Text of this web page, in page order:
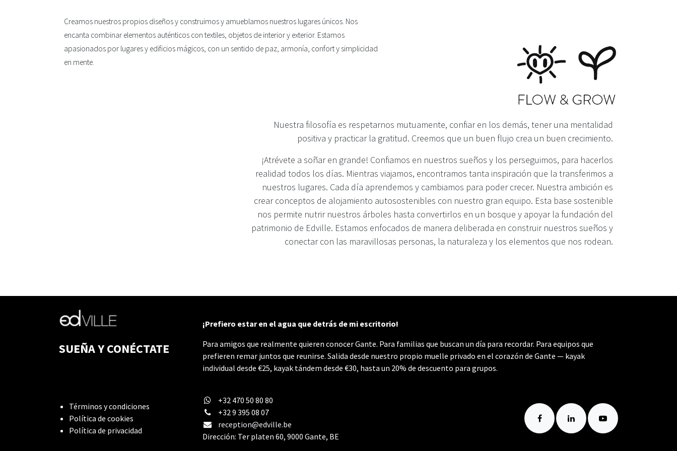
Nuestra filosofía es respetarnos mutuamente, confiar en los demás, tener una mentalidad
positiva y practicar la gratitud. Creemos que un buen flujo crea un buen crecimiento.
¡Atrévete a soñar en grande! Confiamos en nuestros sueños y los perseguimos, para hacerlos
realidad todos los días. Mientras viajamos, encontramos tanta inspiración que la transferimos a
nuestros lugares. Cada día aprendemos y cambiamos para poder crecer. Nuestra ambición es
crear conceptos de alojamiento autosostenibles con nuestro gran equipo. Esta base sostenible
nos permite nutrir nuestros árboles hasta convertirlos en un bosque y apoyar la fundación del
patrimonio de Edville. Estamos enfocados de manera deliberada en construir nuestros sueños y
conectar con las maravillosas personas, la naturaleza y los elementos que nos rodean.
Creamos nuestros propios diseños y construimos y amueblamos nuestros lugares únicos. Nos
encanta combinar elementos auténticos con textiles, objetos de interior y exterior. Estamos
apasionados por lugares y edificios mágicos, con un sentido de paz, armonía, confort y simplicidad
en mente.
SUEÑA Y CONÉCTATE
¡Prefiero estar en el agua que detrás de mi escritorio!
Para amigos que realmente quieren conocer Gante. Para familias que buscan un día para recordar. Para equipos que
prefieren remar juntos que reunirse. Salida desde nuestro propio muelle privado en el corazón de Gante — kayak
individual desde €25, kayak tándem desde €30, hasta un 20% de descuento para grupos.
Términos y condiciones
Política de cookies
Política de privacidad
+32 470 50 80 80
+32 9 395 08 07
reception@edville.be
Dirección: Ter platen 60, 9000 Gante, BE